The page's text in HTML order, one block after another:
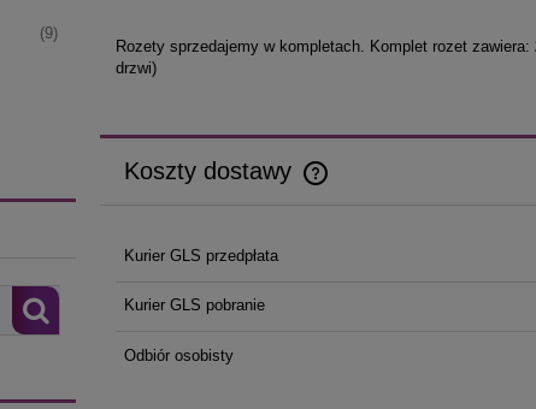
(9)
Rozety sprzedajemy w kompletach. Komplet rozet zawiera:
drzwi)
Koszty dostawy
Kurier GLS przedpłata
Kurier GLS pobranie
Odbiór osobisty